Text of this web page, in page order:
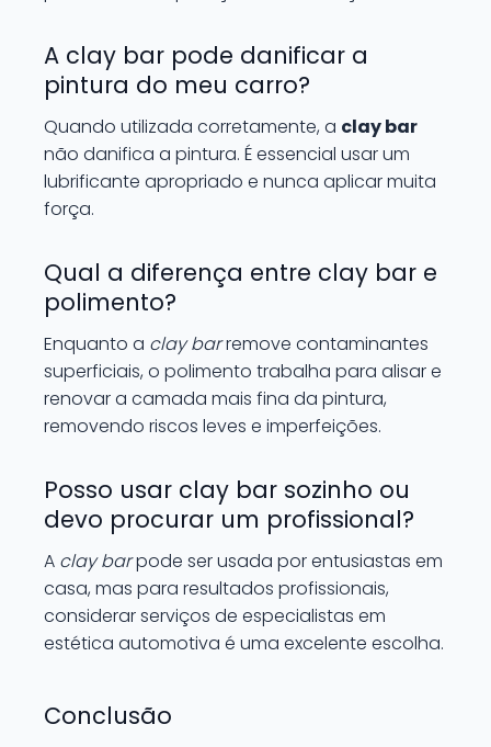
A clay bar pode danificar a
pintura do meu carro?
Quando utilizada corretamente, a clay bar
não danifica a pintura. É essencial usar um
lubrificante apropriado e nunca aplicar muita
força.
Qual a diferença entre clay bar e
polimento?
Enquanto a clay barremove contaminantes
superficiais, o polimento trabalha para alisar e
renovar a camada mais fina da pintura,
removendo riscos leves e imperfeições.
Posso usar clay bar sozinho ou
devo procurar um profissional?
A clay barpode ser usada por entusiastas em
casa, mas para resultados profissionais,
considerar serviços de especialistas em
estética automotiva é uma excelente escolha.
Conclusão